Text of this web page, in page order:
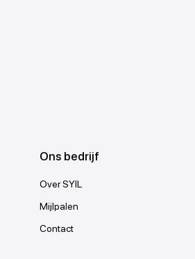
Ons bedrijf
Over SYIL
Mijlpalen
Contact